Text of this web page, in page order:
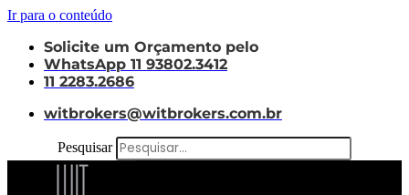
Ir para o conteúdo
Solicite um Orçamento pelo
WhatsApp 11 93802.3412
11 2283.2686
witbrokers@witbrokers.com.br
Pesquisar